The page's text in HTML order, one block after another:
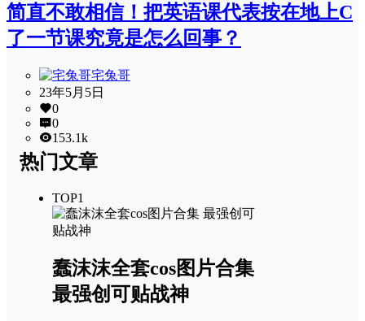
简直不敢相信！把英语课代表按在地上C
了一节课究竟是怎么回事？
宅兔哥
23年5月5日
0
0
153.1k
热门文章
TOP1
蠢沫沫全套cos图片合集
最强创可贴战神